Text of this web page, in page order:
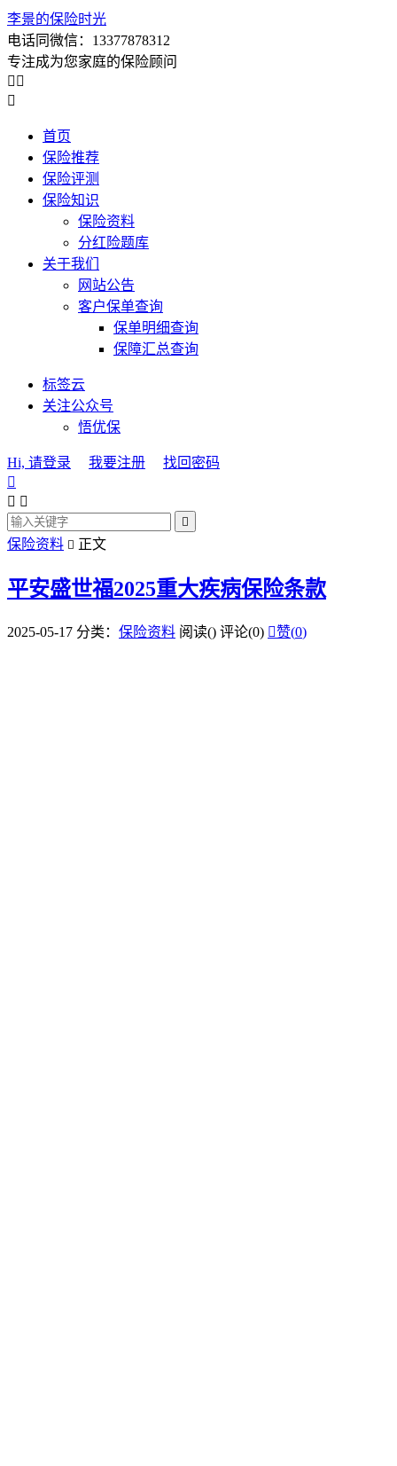
李景的保险时光
电话同微信：13377878312
专注成为您家庭的保险顾问
 

首页
保险推荐
保险评测
保险知识
保险资料
分红险题库
关于我们
网站公告
客户保单查询
保单明细查询
保障汇总查询
标签云
关注公众号
悟优保
Hi, 请登录 我要注册
找回密码

 

保险资料  正文
平安盛世福2025重大疾病保险条款
2025-05-17 分类： 保险资料 阅读() 评论(0) 赞(0)